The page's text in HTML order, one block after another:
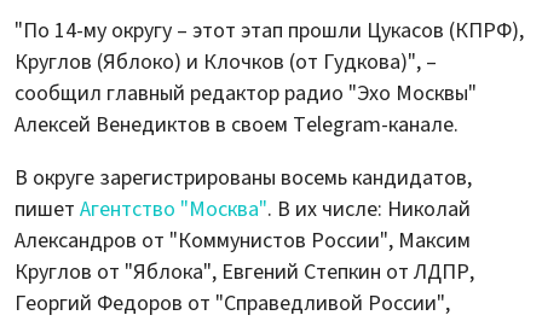
"По 14-му округу – этот этап прошли Цукасов (КПРФ),
Круглов (Яблоко) и Клочков (от Гудкова)", –
сообщил главный редактор радио "Эхо Москвы"
Алексей Венедиктов в своем Telegram-канале.
В округе зарегистрированы восемь кандидатов,
пишет Агентство "Москва". В их числе: Николай
Александров от "Коммунистов России", Максим
Круглов от "Яблока", Евгений Степкин от ЛДПР,
Георгий Федоров от "Справедливой России",